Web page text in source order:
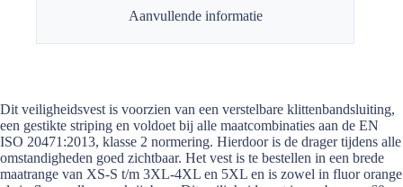
Aanvullende informatie
Dit veiligheidsvest is voorzien van een verstelbare klittenbandsluiting,
een gestikte striping en voldoet bij alle maatcombinaties aan de EN
ISO 20471:2013, klasse 2 normering. Hierdoor is de drager tijdens alle
omstandigheden goed zichtbaar. Het vest is te bestellen in een brede
maatrange van XS-S t/m 3XL-4XL en 5XL en is zowel in fluor orange